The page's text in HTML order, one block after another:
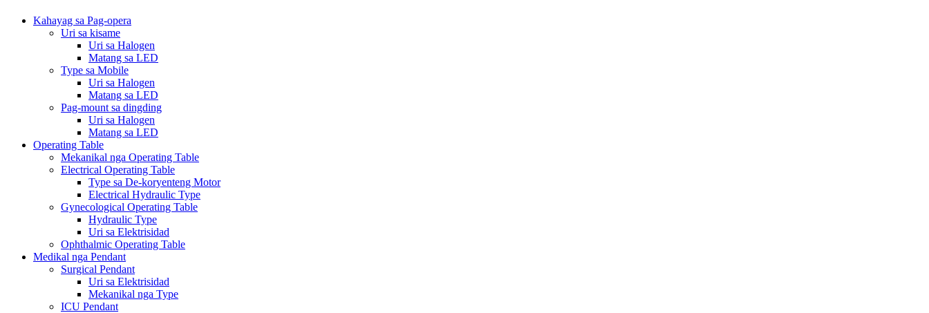
Kahayag sa Pag-opera
Uri sa kisame
Uri sa Halogen
Matang sa LED
Type sa Mobile
Uri sa Halogen
Matang sa LED
Pag-mount sa dingding
Uri sa Halogen
Matang sa LED
Operating Table
Mekanikal nga Operating Table
Electrical Operating Table
Type sa De-koryenteng Motor
Electrical Hydraulic Type
Gynecological Operating Table
Hydraulic Type
Uri sa Elektrisidad
Ophthalmic Operating Table
Medikal nga Pendant
Surgical Pendant
Uri sa Elektrisidad
Mekanikal nga Type
ICU Pendant